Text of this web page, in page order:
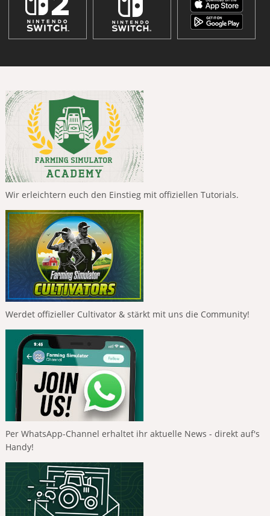
Wir erleichtern euch den Einstieg mit offiziellen Tutorials.
Werdet offizieller Cultivator & stärkt mit uns die Community!
Per WhatsApp-Channel erhaltet ihr aktuelle News - direkt auf's
Handy!